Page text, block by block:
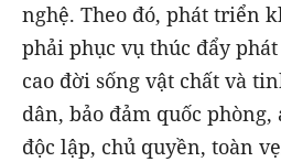
nghệ. Theo đó, phát triển
phải phục vụ thúc đẩy
cao đời sống vật chất và
dân, bảo đảm quốc
độc lập, chủ quyền, toàn